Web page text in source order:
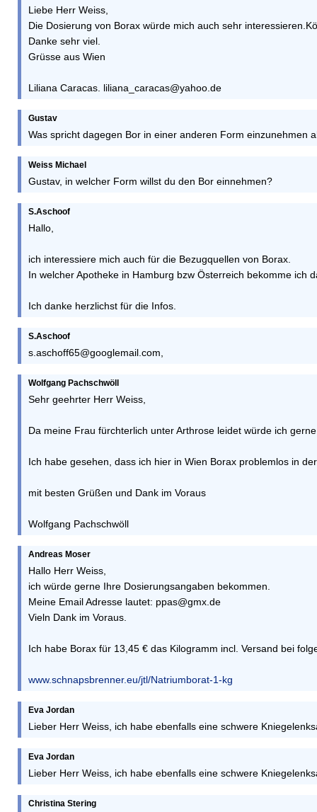
Liebe Herr Weiss,
Die Dosierung von Borax würde mich auch sehr
Danke sehr viel.
Grüsse aus Wien
Liliana Caracas. liliana_caracas@yahoo.de
Gustav
Was spricht dagegen Bor in einer anderen Form einzunehmen
Weiss Michael
Gustav, in welcher Form willst du den Bor einnehmen?
S.Aschoof
Hallo,
ich interessiere mich auch für die Bezugquellen von Borax.
In welcher Apotheke in Hamburg bzw Österreich bekomme ich
Ich danke herzlichst für die Infos.
S.Aschoof
s.aschoff65@googlemail.com,
Wolfgang Pachschwöll
Sehr geehrter Herr Weiss,
Da meine Frau fürchterlich unter Arthrose leidet würde ich
Ich habe gesehen, dass ich hier in Wien Borax problemlos in
mit besten Grüßen und Dank im Voraus
Wolfgang Pachschwöll
Andreas Moser
Hallo Herr Weiss,
ich würde gerne Ihre Dosierungsangaben bekommen.
Meine Email Adresse lautet: ppas@gmx.de
Vieln Dank im Voraus.
Ich habe Borax für 13,45 € das Kilogramm incl. Versand bei
www.schnapsbrenner.eu/jtl/Natriumborat-1-kg
Eva Jordan
Lieber Herr Weiss, ich habe ebenfalls eine schwere
Eva Jordan
Lieber Herr Weiss, ich habe ebenfalls eine schwere
Christina Stering